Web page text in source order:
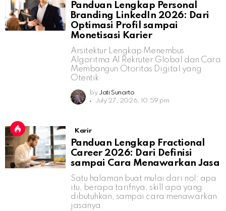
Panduan Lengkap Personal
Branding LinkedIn 2026: Dari
Optimasi Profil sampai
Monetisasi Karier
Arsitektur Lengkap Menembus
Algoritma AI Rekruter Global dan Cara
Membangun Otoritas Digital yang
Otentik
by Jati Sunarto
July 27, 2026, 10:59 pm
Karir
Panduan Lengkap Fractional
Career 2026: Dari Definisi
sampai Cara Menawarkan Jasa
Satu halaman buat mulai dari nol: apa
itu, berapa tarifnya, skill apa yang
dibutuhkan, sampai cara menawarkan
jasanya.